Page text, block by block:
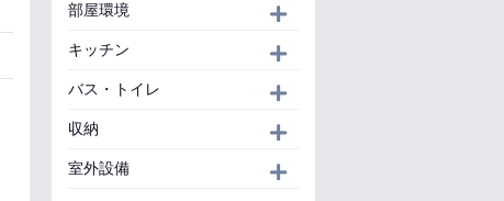
部屋環境
キッチン
バス・トイレ
収納
室外設備